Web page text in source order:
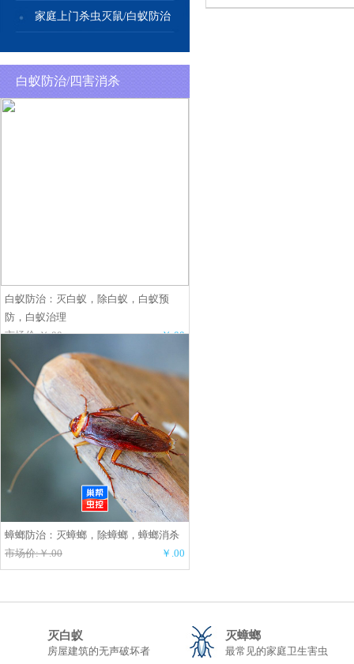
家庭上门杀虫灭鼠/白蚁防治
白蚁防治/四害消杀
白蚁防治：灭白蚁，除白蚁，白蚁预
防，白蚁治理
市场价:￥.00
￥.00
蟑螂防治：灭蟑螂，除蟑螂，蟑螂消杀
市场价:￥.00
￥.00
灭白蚁
房屋建筑的无声破坏者
灭蟑螂
最常见的家庭卫生害虫